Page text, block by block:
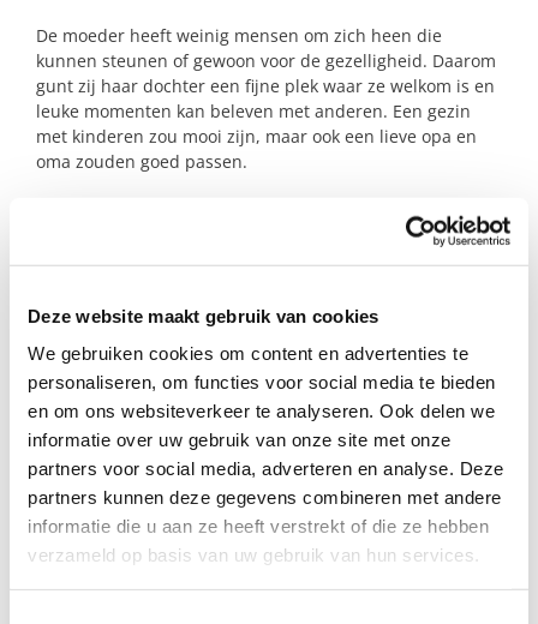
Deze website maakt gebruik van cookies
We gebruiken cookies om content en advertenties te
personaliseren, om functies voor social media te bieden
en om ons websiteverkeer te analyseren. Ook delen we
informatie over uw gebruik van onze site met onze
partners voor social media, adverteren en analyse. Deze
partners kunnen deze gegevens combineren met andere
informatie die u aan ze heeft verstrekt of die ze hebben
verzameld op basis van uw gebruik van hun services.
De moeder heeft weinig mensen om zich heen die
kunnen steunen of gewoon voor de gezelligheid. Daarom
gunt zij haar dochter een fijne plek waar ze welkom is en
leuke momenten kan beleven met anderen. Een gezin
met kinderen zou mooi zijn, maar ook een lieve opa en
oma zouden goed passen.
Met een steungezin krijgt dit meisje extra aandacht,
gezelligheid en nieuwe ervaringen. Tegelijkertijd geeft
het de moeder wat ruimte om even op te laden, zodat zij
Profiel steungezin
Wij zoeken een gezin in Papendrecht;
Dat een betrokken en gezellig thuis kan
bieden;